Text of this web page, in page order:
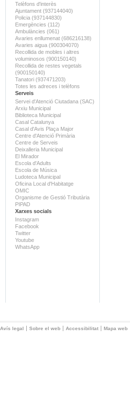
Telèfons d'interès
Ajuntament (937144040)
Policia (937144830)
Emergències (112)
Ambulàncies (061)
Avaries enllumenat (686216138)
Avaries aigua (900304070)
Recollida de mobles i altres
voluminosos (900150140)
Recollida de restes vegetals
(900150140)
Tanatori (937471203)
Totes les adreces i telèfons
Serveis
Servei d'Atenció Ciutadana (SAC)
Arxiu Municipal
Biblioteca Municipal
Casal Catalunya
Casal d'Avis Plaça Major
Centre d'Atenció Primària
Centre de Serveis
Deixalleria Municipal
El Mirador
Escola d'Adults
Escola de Música
Ludoteca Municipal
Oficina Local d'Habitatge
OMIC
Organisme de Gestió Tributària
PIPAD
Xarxes socials
Instagram
Facebook
Twitter
Youtube
WhatsApp
Avís legal Sobre el web Accessibilitat Mapa web